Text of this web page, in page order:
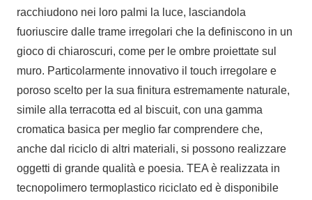
racchiudono nei loro palmi la luce, lasciandola
fuoriuscire dalle trame irregolari che la definiscono in un
gioco di chiaroscuri, come per le ombre proiettate sul
muro. Particolarmente innovativo il touch irregolare e
poroso scelto per la sua finitura estremamente naturale,
simile alla terracotta ed al biscuit, con una gamma
cromatica basica per meglio far comprendere che,
anche dal riciclo di altri materiali, si possono realizzare
oggetti di grande qualità e poesia. TEA è realizzata in
tecnopolimero termoplastico riciclato ed è disponibile